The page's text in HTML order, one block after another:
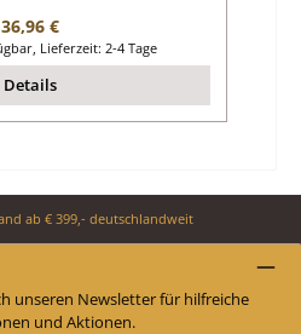
Regulärer Preis:
36,96 €
Lieferzeit: 2-4 Tage
Details
ab € 399,- deutschlandweit
unseren Newsletter für hilfreiche
und Aktionen.